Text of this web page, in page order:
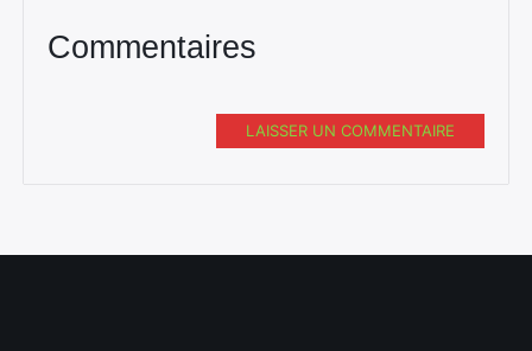
Commentaires
LAISSER UN COMMENTAIRE